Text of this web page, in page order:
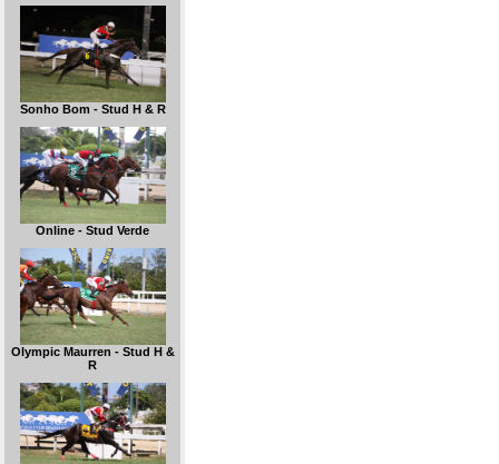
Sonho Bom - Stud H & R
Online - Stud Verde
Olympic Maurren - Stud H &
R